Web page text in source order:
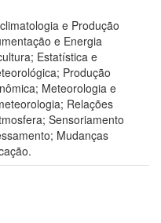
e Produção
e Energia
Estatística e
Produção
Meteorologia e
Relações
Sensoriamento
Mudanças